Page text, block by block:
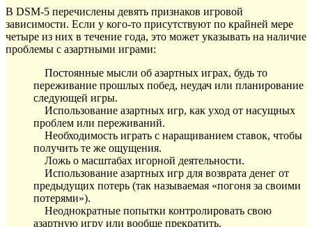
В DSM-5 перечислены девять признаков игровой
зависимости. Если у кого-то присутствуют по крайней мере
четыре из них в течение года, это может указывать на наличие
проблемы с азартными играми:
Постоянные мысли об азартных играх, будь то
переживание прошлых побед, неудач или планирование
следующей игры.
Использование азартных игр, как уход от насущных
проблем или переживаний.
Необходимость играть с наращиванием ставок, чтобы
получить те же ощущения.
Ложь о масштабах игорной деятельности.
Использование азартных игр для возврата денег от
предыдущих потерь (так называемая «погоня за своими
потерями»).
Неоднократные попытки контролировать свою
азартную игру или вообще прекратить.